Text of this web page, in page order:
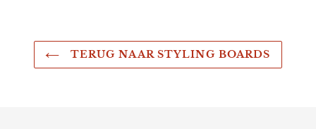
TERUG NAAR STYLING BOARDS